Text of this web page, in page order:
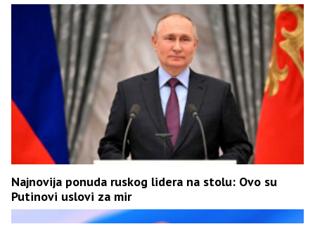
Najnovija ponuda ruskog lidera na stolu: Ovo su
Putinovi uslovi za mir